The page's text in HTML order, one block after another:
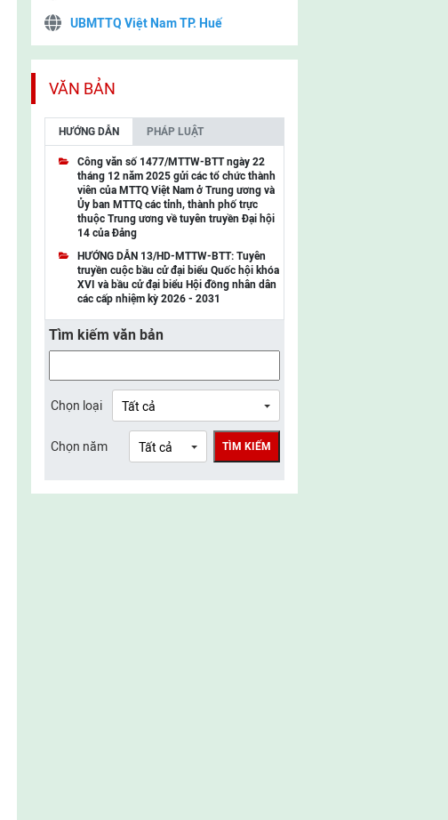
UBMTTQ Việt Nam TP. Huế
UBMTTQ Việt Nam TP. Cần Thơ
UBMTTQ Việt Nam tỉnh Quảng Ninh
UBMTTQ Việt Nam tỉnh Cao Bằng
UBMTTQ Việt Nam tỉnh Lạng Sơn
UBMTTQ Việt Nam tỉnh Lai Châu
UBMTTQ Việt Nam tỉnh Điện Biên
UBMTTQ Việt Nam tỉnh Sơn La
UBMTTQ Việt Nam tỉnh Thanh Hóa
UBMTTQ Việt Nam tỉnh Nghệ An
UBMTTQ Việt Nam tỉnh Lào Cai
UBMTTQ Việt Nam tỉnh Thái Nguyên
VĂN BẢN
HƯỚNG DẪN PHÁP LUẬT
Công văn số 1477/MTTW-BTT ngày 22
tháng 12 năm 2025 gửi các tổ chức thành
viên của MTTQ Việt Nam ở Trung ương và
Ủy ban MTTQ các tỉnh, thành phố trực
thuộc Trung ương về tuyên truyền Đại hội
14 của Đảng
HƯỚNG DẪN 13/HD-MTTW-BTT: Tuyên
truyền cuộc bầu cử đại biểu Quốc hội khóa
XVI và bầu cử đại biểu Hội đồng nhân dân
các cấp nhiệm kỳ 2026 - 2031
Tìm kiếm văn bản
Chọn loại
Chọn năm TÌM KIẾM